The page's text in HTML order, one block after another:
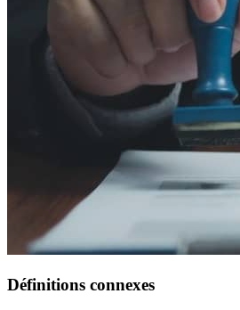
Définitions connexes